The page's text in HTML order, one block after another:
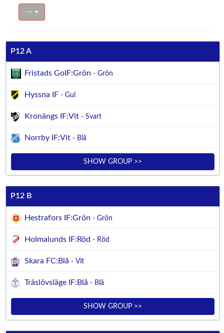
---
P12 A
Fristads GoIF:Grön - Grön
Hyssna IF - Gul
Kronängs IF:Vit - Svart
Norrby IF:Vit - Blå
SHOW GROUP >>
P12 B
Hestrafors IF:Grön - Grön
Holmalunds IF:Röd - Röd
Skara FC:Blå - Vit
Träslövsläge IF:Blå - Blå
SHOW GROUP >>